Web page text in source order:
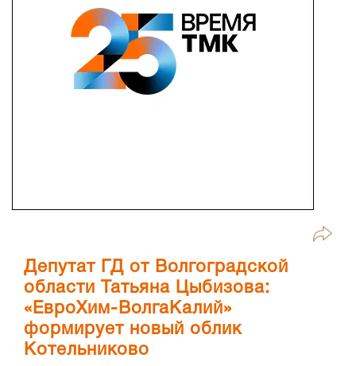
Депутат ГД от Волгоградской
области Татьяна Цыбизова:
«ЕвроХим-ВолгаКалий»
формирует новый облик
Котельниково